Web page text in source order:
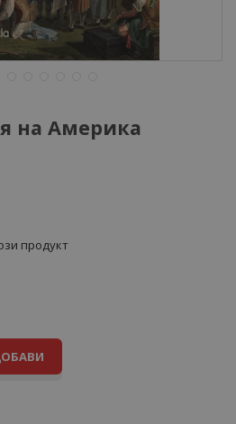
на Америка
продукт